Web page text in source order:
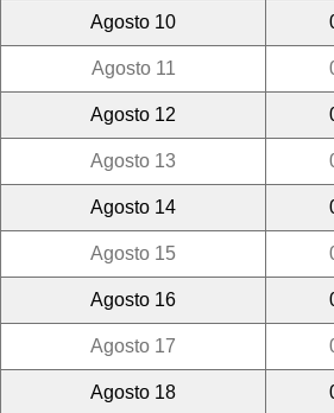
Agosto 10
Agosto 11
Agosto 12
Agosto 13
Agosto 14
Agosto 15
Agosto 16
Agosto 17
Agosto 18